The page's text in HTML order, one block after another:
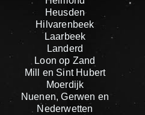
Heusden
Hilvarenbeek
Laarbeek
Landerd
Loon op Zand
Mill en Sint Hubert
Moerdijk
Nuenen, Gerwen en
Nederwetten